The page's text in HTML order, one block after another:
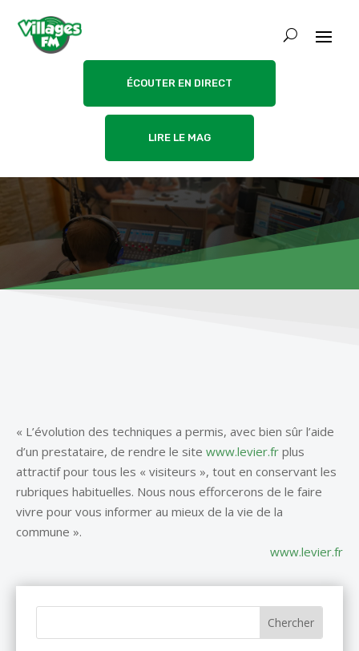
ÉCOUTER EN DIRECT
LIRE LE MAG
« L’évolution des techniques a permis, avec bien sûr l’aide
d’un prestataire, de rendre le site www.levier.fr plus
attractif pour tous les « visiteurs », tout en conservant les
rubriques habituelles. Nous nous efforcerons de le faire
vivre pour vous informer au mieux de la vie de la
commune ».
www.levier.fr